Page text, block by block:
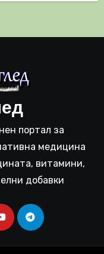
портал за
медицина
витамини,
добавки